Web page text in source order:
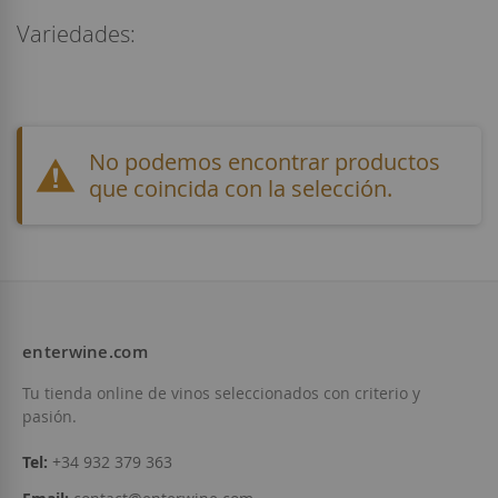
Variedades:
No podemos encontrar productos
que coincida con la selección.
enterwine.com
Tu tienda online de vinos seleccionados con criterio y
pasión.
Tel: +34 932 379 363